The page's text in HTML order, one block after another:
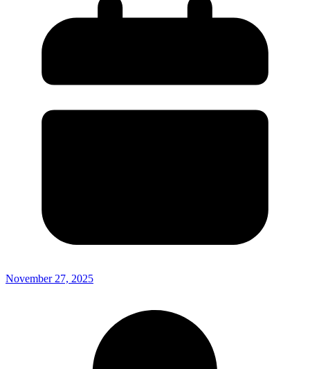
November 27, 2025